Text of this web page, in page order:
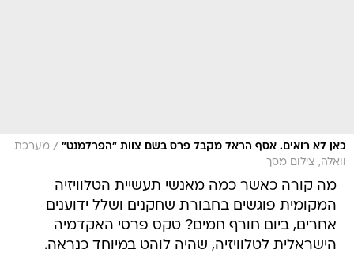
כאן לא רואים. אסף הראל מקבל פרס בשם צוות "הפרלמנט" / מערכת
וואלה, צילום מסך
מה קורה כאשר כמה מאנשי תעשיית הטלוויזיה
המקומית פוגשים בחבורת שחקנים ושלל ידוענים
אחרים, ביום חורף חמים? טקס פרסי האקדמיה
הישראלית לטלוויזיה, שהיה לוהט במיוחד כנראה.